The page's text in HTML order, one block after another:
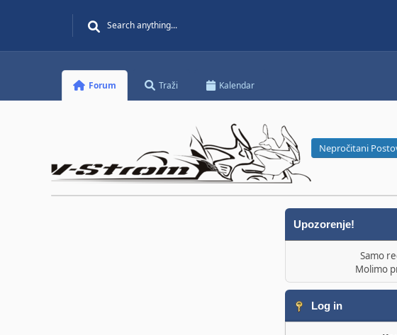
Forum Traži Kalendar
Nepročitani
Upozorenje!
Samo
Molimo
Log in